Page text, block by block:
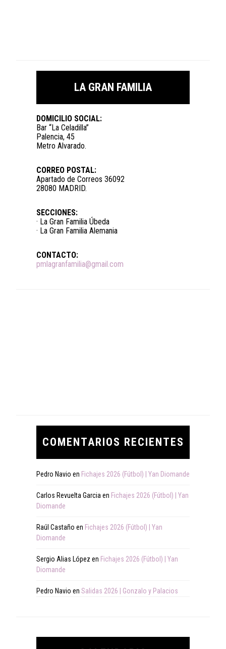
LA GRAN FAMILIA
DOMICILIO SOCIAL:
Bar “La Celadilla”
Palencia, 45
Metro Alvarado.
CORREO POSTAL:
Apartado de Correos 36092
28080 MADRID.
SECCIONES:
· La Gran Familia Úbeda
· La Gran Familia Alemania
CONTACTO:
pmlagranfamilia@gmail.com
COMENTARIOS RECIENTES
Pedro Navio en Fichajes 2026 (Fútbol) | Yan Diomande
Carlos Revuelta Garcia en Fichajes 2026 (Fútbol) | Yan
Diomande
Raúl Castaño en Fichajes 2026 (Fútbol) | Yan
Diomande
Sergio Alias López en Fichajes 2026 (Fútbol) | Yan
Diomande
Pedro Navio en Salidas 2026 | Gonzalo y Palacios